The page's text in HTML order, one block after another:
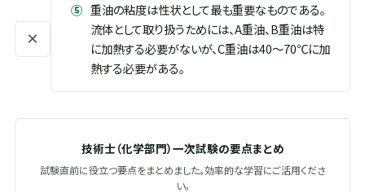
×
⑤ 重油の粘度は性状として最も重要なものである。
流体として取り扱うためには、A重油、B重油は特
に加熱する必要がないが、C重油は40～70℃に加
熱する必要がある。
技術士（化学部門）一次試験の要点まとめ
試験直前に役立つ要点をまとめました。効率的な学習にご活用くださ
い。